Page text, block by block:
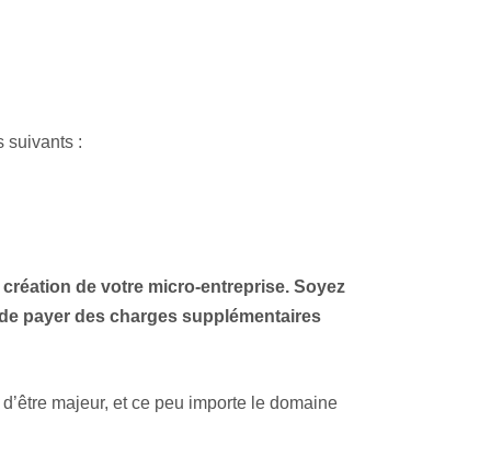
suivants :
de votre micro-entreprise. Soyez
payer des charges supplémentaires
d’être majeur, et ce peu importe le domaine